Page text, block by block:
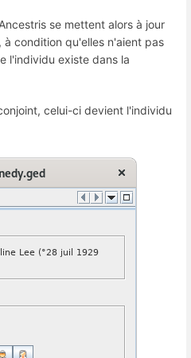
se mettent alors à jour
condition qu'elles n'aient pas
l'individu existe dans la
celui-ci devient l'individu